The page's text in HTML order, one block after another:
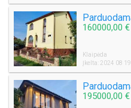
160000,00 €
Klaipėda
Įkelta: 2024 08 19
195000,00 €